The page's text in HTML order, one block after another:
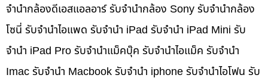
จำนำกล้องดีเอสแอลอาร์ รับจำนำกล้อง Sony รับจำนำกล้อง
โซนี่ รับจำนำไอแพด รับจำนำ iPad รับจำนำ iPad Mini รับ
จำนำ iPad Pro รับจำนำแม็คบุ๊ค รับจำนำไอแม็ค รับจำนำ
Imac รับจำนำ Macbook รับจำนำ iphone รับจำนำไอโฟน รับ